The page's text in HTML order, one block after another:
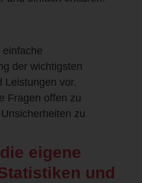
einfache
der wichtigsten
Leistungen vor.
Fragen offen zu
zu
eigene
und